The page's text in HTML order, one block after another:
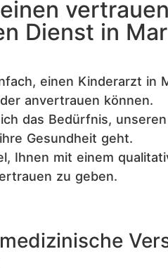
Dienst in
einen Kinderarzt in
anvertrauen können.
das Bedürfnis,
Gesundheit geht.
Ihnen mit einem
zu geben.